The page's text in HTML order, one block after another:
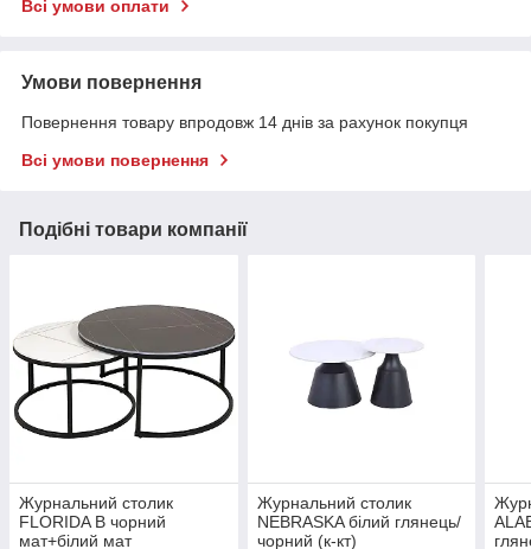
Всі умови оплати
Умови повернення
Повернення товару впродовж 14 днів за рахунок покупця
Всі умови повернення
Подібні товари компанії
Журнальний столик
FLORIDA B чорний
мат+білий мат
Журнальний столик
NEBRASKA білий глянець/
чорний (к-кт)